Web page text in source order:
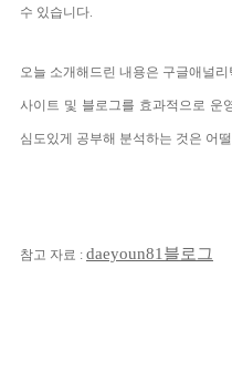
수 있습니다.
오늘 소개해드린 내용은 구글애널
사이트 및 블로그를 효과적으로 운
심도있게 공부해 분석하는 것은 어
참고 자료 : daeyoun81블로그